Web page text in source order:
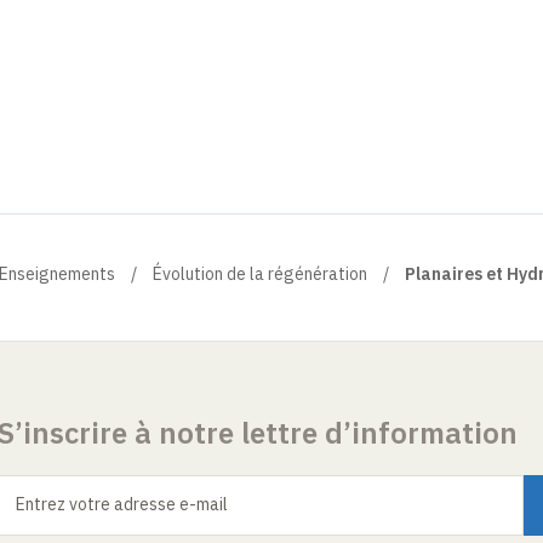
Enseignements Évolution de la régénération Planaires et
à notre lettre d’information
Entrez votre adresse e-mail